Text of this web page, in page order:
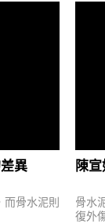
異
骨水泥則
陳
骨水
復外